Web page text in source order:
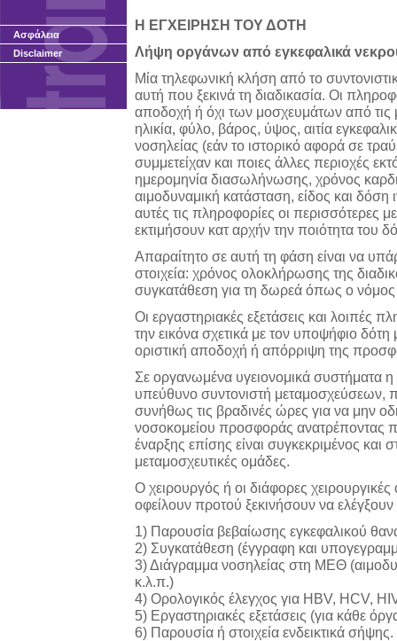
Ασφάλεια
Disclaimer
Η ΕΓΧΕΙΡΗΣΗ ΤΟΥ ΔΟΤΗ
Λήψη οργάνων από εγκεφαλικά
Μία τηλεφωνική κλήση από το
αυτή που ξεκινά τη διαδικασία. Οι
αποδοχή ή όχι των μοσχευμάτων από τις
ηλικία, φύλο, βάρος, ύψος, αιτία
νοσηλείας (εάν το ιστορικό αφορά σε
συμμετείχαν και ποιες άλλες περιοχές
ημερομηνία διασωλήνωσης, χρόνος
αιμοδυναμική κατάσταση, είδος και
αυτές τις πληροφορίες οι περισσότερες
εκτιμήσουν κατ αρχήν την ποιότητα του
Απαραίτητο σε αυτή τη φάση είναι να
στοιχεία: χρόνος ολοκλήρωσης της
συγκατάθεση για τη δωρεά όπως ο νόμος
Οι εργαστηριακές εξετάσεις και λοιπές
την εικόνα σχετικά με τον υποψήφιο δότη
οριστική αποδοχή ή απόρριψη της
Σε οργανωμένα υγειονομικά συστήματα
υπεύθυνο συντονιστή μεταμοσχεύσεων,
συνήθως τις βραδινές ώρες για να μην
νοσοκομείου προσφοράς ανατρέποντας
έναρξης επίσης είναι συγκεκριμένος και
μεταμοσχευτικές ομάδες.
Ο χειρουργός ή οι διάφορες
οφείλουν προτού ξεκινήσουν να ελέγξουν
1) Παρουσία βεβαίωσης εγκεφαλικού
2) Συγκατάθεση (έγγραφη και
3) Διάγραμμα νοσηλείας στη ΜΕΘ
κ.λ.π.)
4) Ορολογικός έλεγχος για ΗΒV, ΗCV,
5) Εργαστηριακές εξετάσεις (για κάθε
6) Παρουσία ή στοιχεία ενδεικτικά σήψης.